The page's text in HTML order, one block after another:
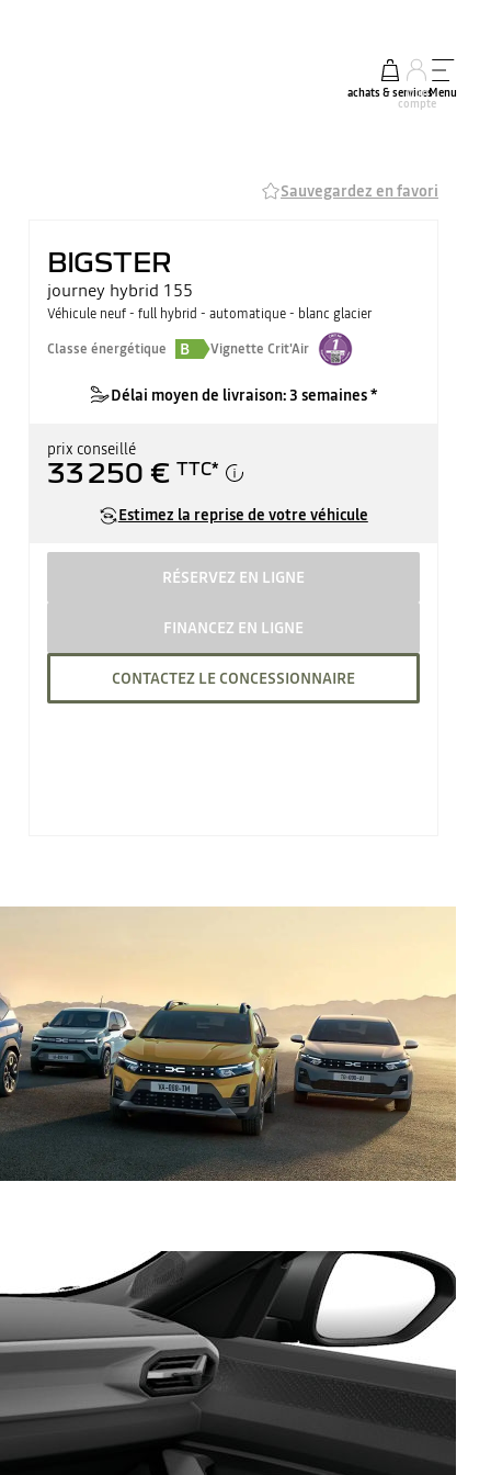
achats & services
mon
compte
Menu
Sauvegardez en favori
BIGSTER
journey hybrid 155
Véhicule neuf - full hybrid - automatique - blanc glacier
Classe énergétique
B Vignette Crit'Air
Délai moyen de livraison: 3 semaines *
prix conseillé
33 250 € TTC*
Estimez la reprise de votre véhicule
RÉSERVEZ EN LIGNE
FINANCEZ EN LIGNE
CONTACTEZ LE CONCESSIONNAIRE